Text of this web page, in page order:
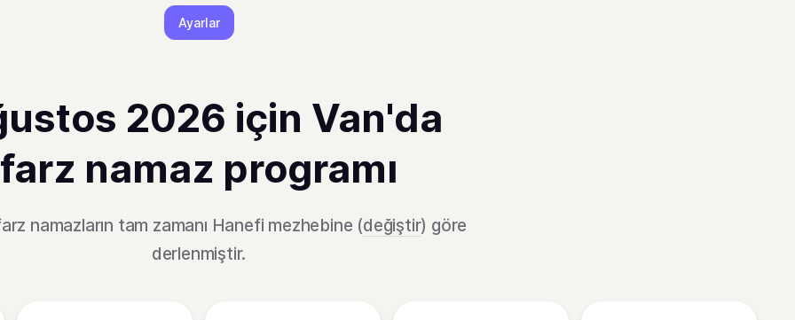
Ayarlar
2026 için Van'da
farz namaz programı
namazların tam zamanı Hanefi mezhebine (değiştir) göre
derlenmiştir.